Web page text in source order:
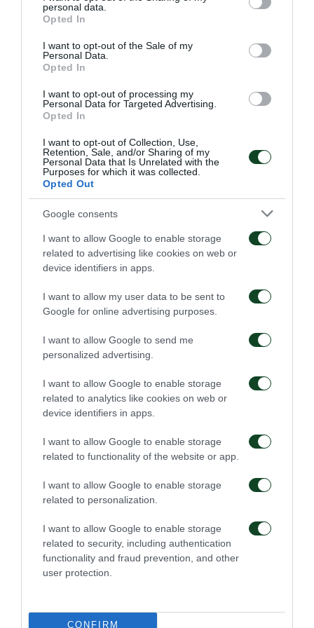
grant or deny consent to Google and its third-party tags to
use your data for below specified purposes in below Google
consent section.
personal data.
Opted In
I want to opt-out of the Sale of my
Personal Data.
Opted In
I want to opt-out of processing my
Personal Data for Targeted Advertising.
Opted In
I want to opt-out of Collection, Use,
Retention, Sale, and/or Sharing of my
Personal Data that Is Unrelated with the
Purposes for which it was collected.
Opted Out
Google consents
I want to allow Google to enable storage
related to advertising like cookies on web or
device identifiers in apps.
I want to allow my user data to be sent to
Google for online advertising purposes.
I want to allow Google to send me
personalized advertising.
I want to allow Google to enable storage
related to analytics like cookies on web or
device identifiers in apps.
I want to allow Google to enable storage
related to functionality of the website or app.
I want to allow Google to enable storage
related to personalization.
I want to allow Google to enable storage
related to security, including authentication
functionality and fraud prevention, and other
user protection.
CONFIRM
Παναθηναϊκός – Παναιτωλικός 2-0
Σε μία χρονιά κατά την οποία ο Παναθηναϊκός
έφτασε μια ανάσα απ’ τον τίτλο, οι Πράσινοι
δύο αγωνιστικές πριν από το φινάλε της
κανονικής περιόδου προκειμένου να μπουν στα
playoffs με το καλύτερο δυνατό πλασάρισμα. Η
ομάδα του Αγρινίου δεν μπόρεσε να σταθεί
εμπόδιο καθώς το Τριφύλλι νίκησε με 2-0 χάρη
σε γκολ του Μαντσίνι στο 62’ και του Παλάσιος
στο 84’.
: Μπρινιόλι, Χουάνκαρ (86’
Πούχατς), Σένκεφελντ, Μάγκνουσον, Ρουμπέν,
Τσέριν, Μαντσίνι (71’ Κλεϊνχέισλερ), Κουρμπέλης
(86’ Τσοκάι), Κώτσιρας, Σπόραρ (77’ Ιωαννίδης),
Παλάσιος.
7 Ιανουαρίου 2024